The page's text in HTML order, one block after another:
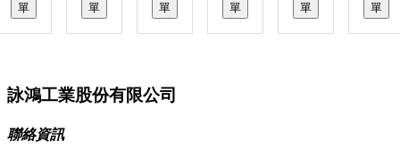
單
單
單
單
單
單
詠鴻工業股份有限公司
聯絡資訊